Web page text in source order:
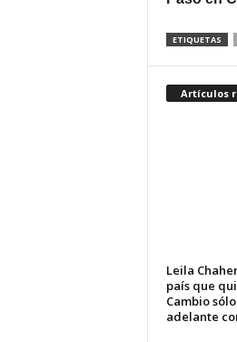
ETIQUETAS
Artículos
Leila
país que
Cambio
adelante